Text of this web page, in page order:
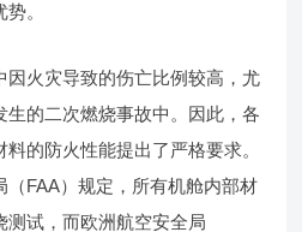
。
因火灾导致的伤亡比例较高，尤
的二次燃烧事故中。因此，各
的防火性能提出了严格要求。
FAA）规定，所有机舱内部材
测试，而欧洲航空安全局